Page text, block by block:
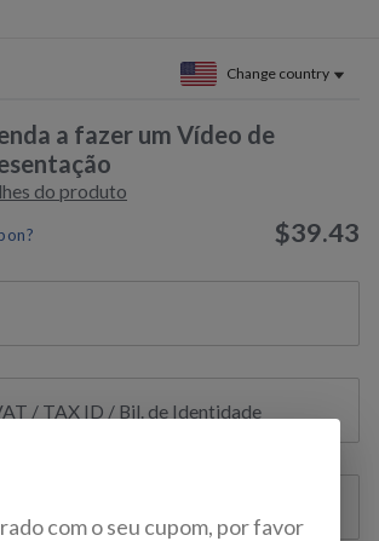
Change country
a fazer um Vídeo de
do produto
$39.43
/ TAX ID / Bil. de Identidade
com o seu cupom, por favor